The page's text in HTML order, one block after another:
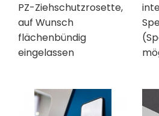
PZ-Ziehschutzrosette,
auf Wunsch
flächenbündig
eingelassen